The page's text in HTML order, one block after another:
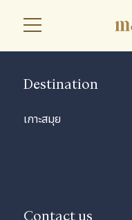
Destination
เกาะสมุย
Contact us